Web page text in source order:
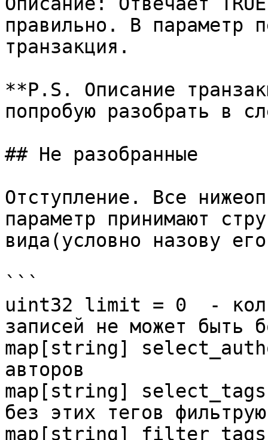
правильно. В параметр
транзакция.
**P.S. Описание
попробую разобрать в
## Не разобранные
Отступление. Все
параметр принимают
вида(условно назову
```
uint32 limit = 0  -
записей не может быть
map[string]
авторов
map[string] select_tags
без этих тегов
map[string] filter_tags -